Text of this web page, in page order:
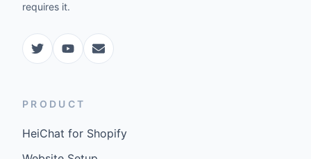
requires it.
PRODUCT
HeiChat for Shopify